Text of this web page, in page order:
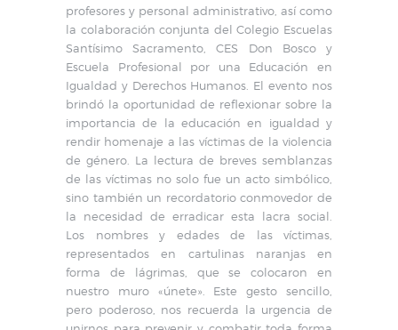
profesores y personal administrativo, así como
la colaboración conjunta del Colegio Escuelas
Santísimo Sacramento, CES Don Bosco y
Escuela Profesional por una Educación en
Igualdad y Derechos Humanos. El evento nos
brindó la oportunidad de reflexionar sobre la
importancia de la educación en igualdad y
rendir homenaje a las víctimas de la violencia
de género. La lectura de breves semblanzas
de las víctimas no solo fue un acto simbólico,
sino también un recordatorio conmovedor de
la necesidad de erradicar esta lacra social.
Los nombres y edades de las víctimas,
representados en cartulinas naranjas en
forma de lágrimas, que se colocaron en
nuestro muro «únete». Este gesto sencillo,
pero poderoso, nos recuerda la urgencia de